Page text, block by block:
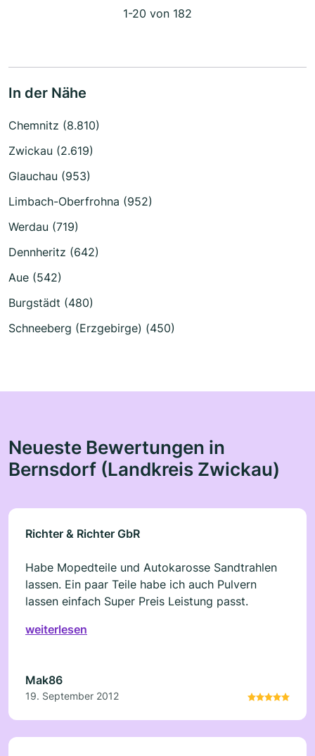
1-20 von 182
In der Nähe
Chemnitz (8.810)
Zwickau (2.619)
Glauchau (953)
Limbach-Oberfrohna (952)
Werdau (719)
Dennheritz (642)
Aue (542)
Burgstädt (480)
Schneeberg (Erzgebirge) (450)
Neueste Bewertungen in
Bernsdorf (Landkreis Zwickau)
Richter & Richter GbR
Habe Mopedteile und Autokarosse Sandtrahlen
lassen. Ein paar Teile habe ich auch Pulvern
lassen einfach Super Preis Leistung passt.
weiterlesen
Mak86
19. September 2012